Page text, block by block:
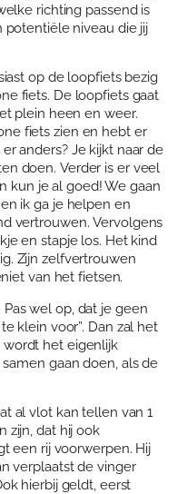
richting passend is
potentiële niveau die jij
op de loopfiets bezig
fiets. De loopfiets gaat
plein heen en weer.
fiets zien en hebt er
anders? Je kijkt naar de
doen. Verder is er veel
kun je al goed! We gaan
ik ga je helpen en
vertrouwen. Vervolgens
en stapje los. Het kind
Zijn zelfvertrouwen
van het fietsen.
wel op, dat je geen
klein voor”. Dan zal het
het eigenlijk
gaan doen, als de
al vlot kan tellen van 1
zijn, dat hij ook
een rij voorwerpen. Hij
verplaatst de vinger
hierbij geldt, eerst